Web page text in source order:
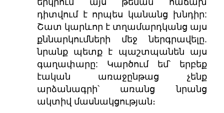
երկրում այս թեման հաճախ
դիտվում է որպես կանանց խնդիր:
Շատ կարևոր է տղամարդկանց այս
քննարկումների մեջ ներգրավելը.
նրանք պետք է պաշտպանեն այս
գաղափարը: Կարծում եմ՝ երբեք
էական առաջընթաց չենք
արձանագրի՝ առանց նրանց
ակտիվ մասնակցության։